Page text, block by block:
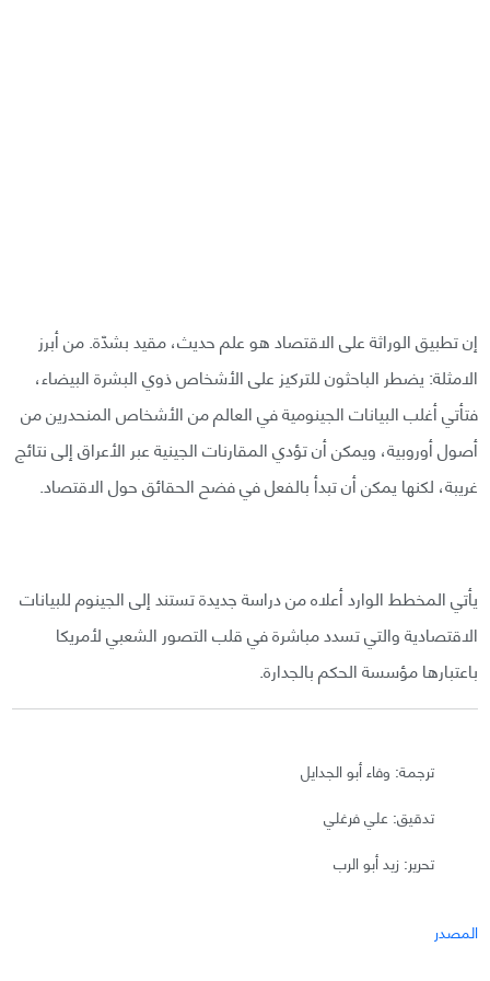
إن تطبيق الوراثة على الاقتصاد هو علم حديث، مقيد بشدّة. من أبرز
الامثلة: يضطر الباحثون للتركيز على الأشخاص ذوي البشرة البيضاء،
فتأتي أغلب البيانات الجينومية في العالم من الأشخاص المنحدرين من
أصول أوروبية، ويمكن أن تؤدي المقارنات الجينية عبر الأعراق إلى نتائج
غريبة، لكنها يمكن أن تبدأ بالفعل في فضح الحقائق حول الاقتصاد.
يأتي المخطط الوارد أعلاه من دراسة جديدة تستند إلى الجينوم للبيانات
الاقتصادية والتي تسدد مباشرة في قلب التصور الشعبي لأمريكا
باعتبارها مؤسسة الحكم بالجدارة.
ترجمة: وفاء أبو الجدايل
تدقيق: علي فرغلي
تحرير: زيد أبو الرب
المصدر